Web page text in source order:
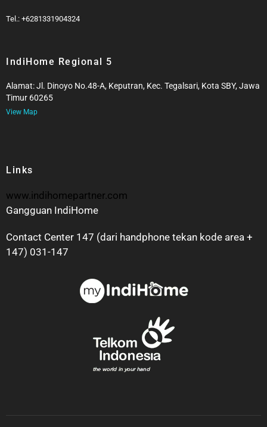
Tel.: +6281331904324
IndiHome Regional 5
Alamat: Jl. Dinoyo No.48-A, Keputran, Kec. Tegalsari, Kota SBY, Jawa
Timur 60265
View Map
Links
www.indihomepartner.com
Gangguan IndiHome
Contact Center 147 (dari handphone tekan kode area +
147) 031-147